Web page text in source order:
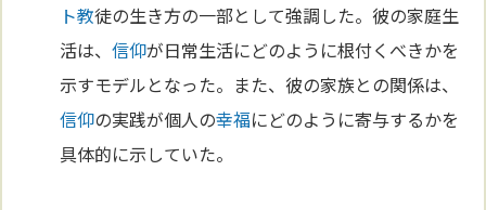
ト教徒の生き方の一部として強調した。彼の家庭生
活は、信仰が日常生活にどのように根付くべきかを
示すモデルとなった。また、彼の家族との関係は、
信仰の実践が個人の幸福にどのように寄与するかを
具体的に示していた。